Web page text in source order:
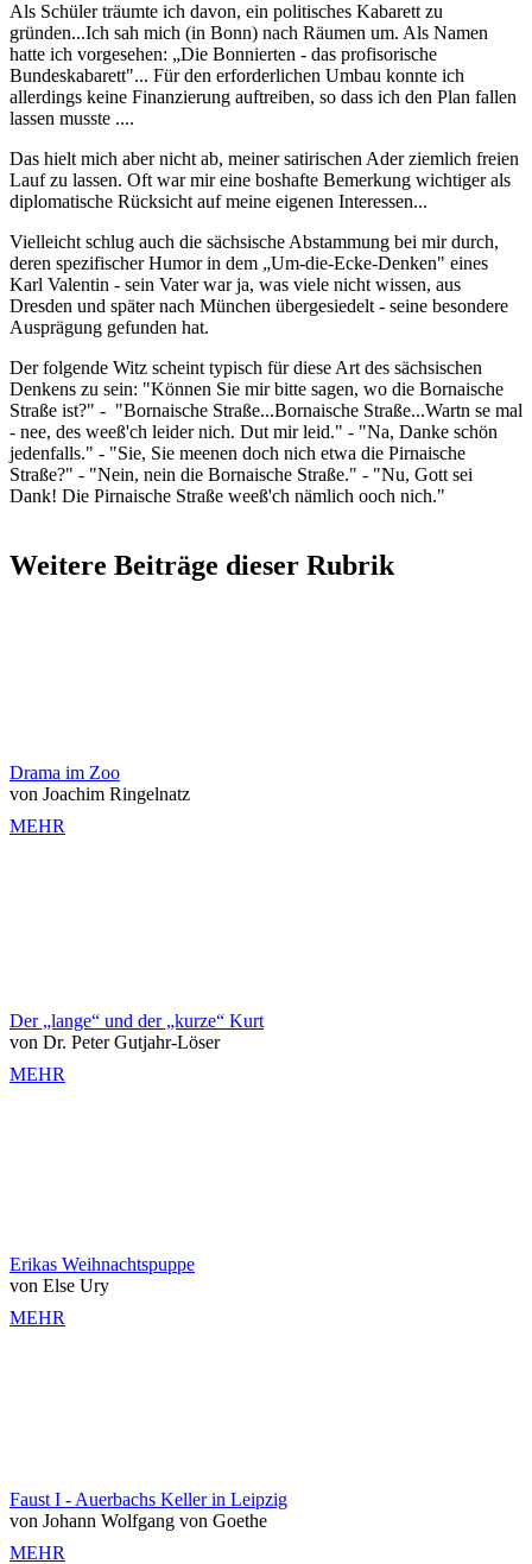
Als Schüler träumte ich davon, ein politisches Kabarett zu
gründen...Ich sah mich (in Bonn) nach Räumen um. Als Namen
hatte ich vorgesehen: „Die Bonnierten - das profisorische
Bundeskabarett"... Für den erforderlichen Umbau konnte ich
allerdings keine Finanzierung auftreiben, so dass ich den Plan fallen
lassen musste ....
Das hielt mich aber nicht ab, meiner satirischen Ader ziemlich freien
Lauf zu lassen. Oft war mir eine boshafte Bemerkung wichtiger als
diplomatische Rücksicht auf meine eigenen Interessen...
Vielleicht schlug auch die sächsische Abstammung bei mir durch,
deren spezifischer Humor in dem „Um-die-Ecke-Denken" eines
Karl Valentin - sein Vater war ja, was viele nicht wissen, aus
Dresden und später nach München übergesiedelt - seine besondere
Ausprägung gefunden hat.
Der folgende Witz scheint typisch für diese Art des sächsischen
Denkens zu sein: "Können Sie mir bitte sagen, wo die Bornaische
Straße ist?" - "Bornaische Straße...Bornaische Straße...Wartn se mal
- nee, des weeß'ch leider nich. Dut mir leid." - "Na, Danke schön
jedenfalls." - "Sie, Sie meenen doch nich etwa die Pirnaische
Straße?" - "Nein, nein die Bornaische Straße." - "Nu, Gott sei
Dank! Die Pirnaische Straße weeß'ch nämlich ooch nich."
Weitere Beiträge dieser Rubrik
Drama im Zoo
von Joachim Ringelnatz
MEHR
Der „lange“ und der „kurze“ Kurt
von Dr. Peter Gutjahr-Löser
MEHR
Erikas Weihnachtspuppe
von Else Ury
MEHR
Faust I - Auerbachs Keller in Leipzig
von Johann Wolfgang von Goethe
MEHR